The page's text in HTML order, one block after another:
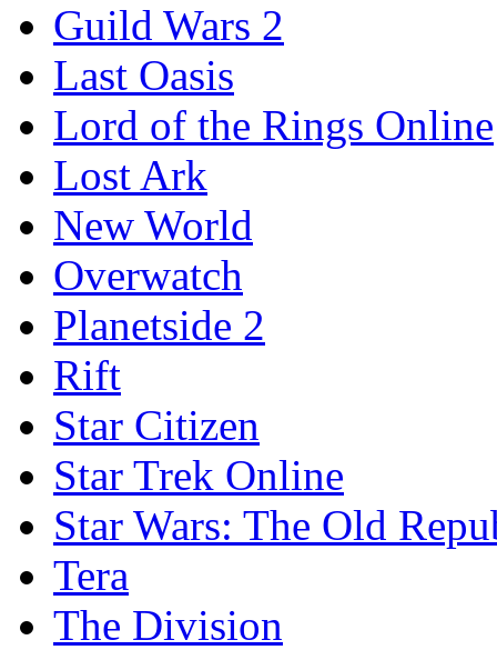
Guild Wars 2
Last Oasis
Lord of the Rings Online
Lost Ark
New World
Overwatch
Planetside 2
Rift
Star Citizen
Star Trek Online
Star Wars: The Old
Tera
The Division